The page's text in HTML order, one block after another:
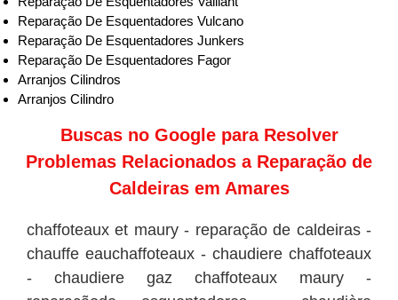
Reparação De Esquentadores Vulcano
Reparação De Esquentadores Junkers
Reparação De Esquentadores Fagor
Arranjos Cilindros
Arranjos Cilindro
Buscas no Google para Resolver
Problemas Relacionados a Reparação de
Caldeiras em Amares
chaffoteaux et maury - reparação de caldeiras -
chauffe eauchaffoteaux - chaudiere chaffoteaux
- chaudiere gaz chaffoteaux maury -